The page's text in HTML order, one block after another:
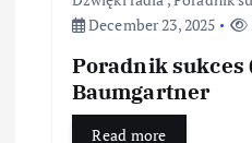
December 23, 2025
Poradnik sukces
Baumgartner
Read more